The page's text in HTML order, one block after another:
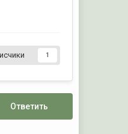
1
Ответить